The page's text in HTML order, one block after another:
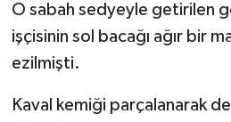
O sabah sedyeyle getirilen
işçisinin sol bacağı ağır bir
ezilmişti.
Kaval kemiği parçalanarak